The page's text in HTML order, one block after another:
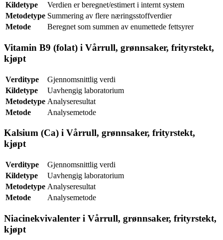
Kildetype
Verdien er beregnet/estimert i internt system
Metodetype Summering av flere næringsstoffverdier
Metode
Beregnet som summen av enumettede fettsyrer
Vitamin B9 (folat) i Vårrull, grønnsaker, frityrstekt,
kjøpt
Verditype
Gjennomsnittlig verdi
Kildetype
Uavhengig laboratorium
Metodetype Analyseresultat
Metode
Analysemetode
Kalsium (Ca) i Vårrull, grønnsaker, frityrstekt,
kjøpt
Verditype
Gjennomsnittlig verdi
Kildetype
Uavhengig laboratorium
Metodetype Analyseresultat
Metode
Analysemetode
Niacinekvivalenter i Vårrull, grønnsaker, frityrstekt,
kjøpt